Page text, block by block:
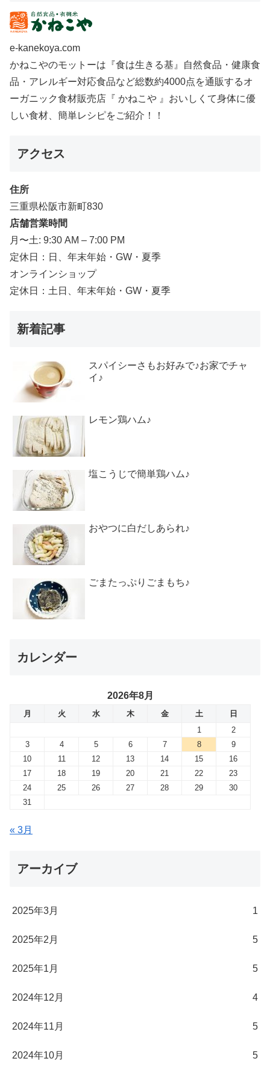
e-kanekoya.com
かねこやのモットーは『食は生きる基』自然食品・健康食
品・アレルギー対応食品など総数約4000点を通販するオ
ーガニック食材販売店『 かねこや 』おいしくて身体に優
しい食材、簡単レシピをご紹介！！
アクセス
住所
三重県松阪市新町830
店舗営業時間
月〜土: 9:30 AM – 7:00 PM
定休日：日、年末年始・GW・夏季
オンラインショップ
定休日：土日、年末年始・GW・夏季
新着記事
スパイシーさもお好みで♪お家でチャ
イ♪
レモン鶏ハム♪
塩こうじで簡単鶏ハム♪
おやつに白だしあられ♪
ごまたっぷりごまもち♪
カレンダー
2026年8月
月 火 水 木 金 土
日
1
2
3
4 5 6 7 8
9
10
11 12 13 14 15
16
17
18 19 20 21 22
23
24
25 26 27 28 29
30
31
« 3月
アーカイブ
2025年3月 1
2025年2月 5
2025年1月 5
2024年12月 4
2024年11月 5
2024年10月 5